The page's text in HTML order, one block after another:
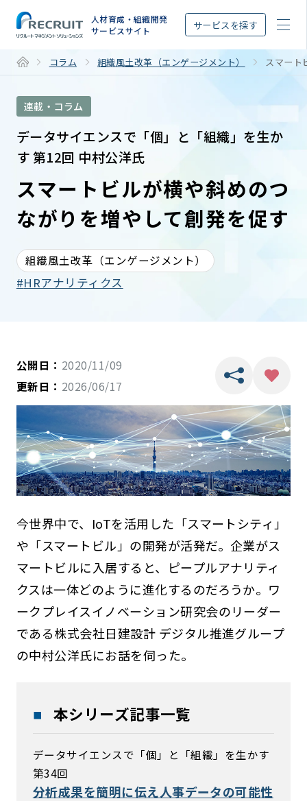
人材育成・組織開発
サービスサイト
サービスを探す
コラム 組織風土改革（エンゲージメント） スマート
連載・コラム
データサイエンスで「個」と「組織」を生か
す 第12回 中村公洋氏
スマートビルが横や斜めのつ
ながりを増やして創発を促す
組織風土改革（エンゲージメント）
HRアナリティクス
公開日： 2020/11/09
更新日： 2026/06/17
今世界中で、IoTを活用した「スマートシティ」
や「スマートビル」の開発が活発だ。企業がス
マートビルに入居すると、ピープルアナリティ
クスは一体どのように進化するのだろうか。ワ
ークプレイスイノベーション研究会のリーダー
である株式会社日建設計 デジタル推進グループ
の中村公洋氏にお話を伺った。
本シリーズ記事一覧
データサイエンスで「個」と「組織」を生かす
第34回
分析成果を簡明に伝え人事データの可能性